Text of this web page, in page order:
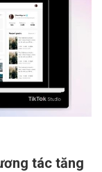
tác tăng